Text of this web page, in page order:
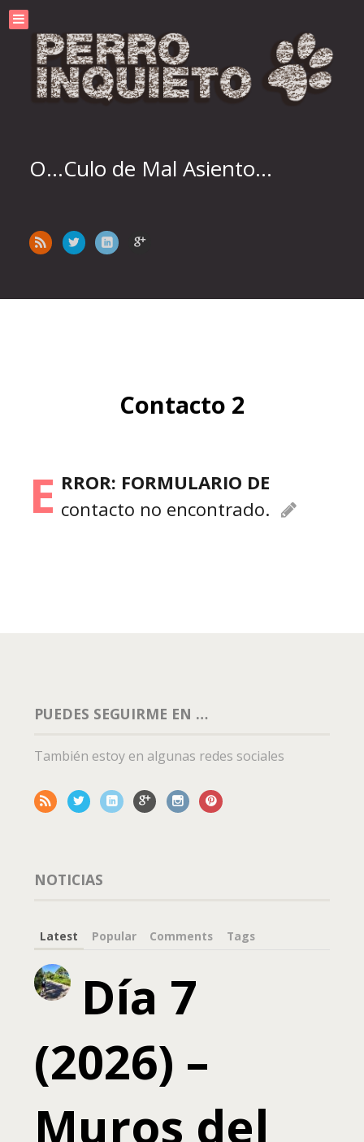
O...Culo de Mal Asiento...
Contacto 2
E rror: Formulario de
contacto no encontrado.
PUEDES SEGUIRME EN …
También estoy en algunas redes sociales
NOTICIAS
Latest Popular Comments Tags
Día 7
(2026) –
Muros del